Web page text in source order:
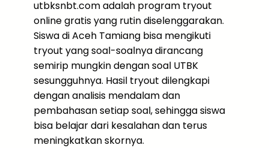
utbksnbt.com adalah program tryout
online gratis yang rutin diselenggarakan.
Siswa di Aceh Tamiang bisa mengikuti
tryout yang soal-soalnya dirancang
semirip mungkin dengan soal UTBK
sesungguhnya. Hasil tryout dilengkapi
dengan analisis mendalam dan
pembahasan setiap soal, sehingga siswa
bisa belajar dari kesalahan dan terus
meningkatkan skornya.